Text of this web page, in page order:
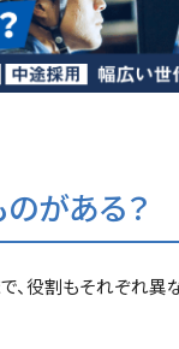
がある？
、役割もそれぞれ異